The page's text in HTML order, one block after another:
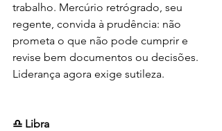
trabalho. Mercúrio retrógrado, seu
regente, convida à prudência: não
prometa o que não pode cumprir e
revise bem documentos ou decisões.
Liderança agora exige sutileza.
♎ Libra